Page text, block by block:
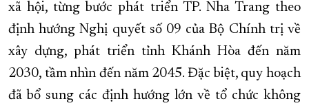
xã hội, từng bước phát triển TP. Nha Trang theo
định hướng Nghị quyết số 09 của Bộ Chính trị về
xây dựng, phát triển tỉnh Khánh Hòa đến năm
2030, tầm nhìn đến năm 2045. Đặc biệt, quy hoạch
đã bổ sung các định hướng lớn về tổ chức không